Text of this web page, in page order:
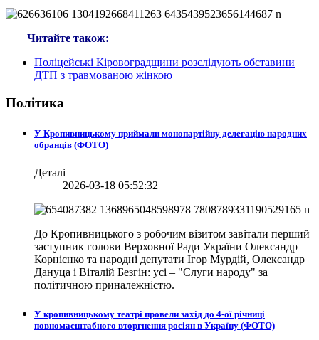
Читайте також:
Поліцейські Кіровоградщини розслідують обставини
ДТП з травмованою жінкою
Політика
У Кропивницькому приймали монопартійну делегацію народних
обранців (ФОТО)
Деталі
2026-03-18 05:52:32
До Кропивницького з робочим візитом завітали перший
заступник голови Верховної Ради України Олександр
Корнієнко та народні депутати Ігор Мурдій, Олександр
Дануца і Віталій Безгін: усі – "Слуги народу" за
політичною приналежністю.
У кропивницькому театрі провели захід до 4-ої річниці
повномасштабного вторгнення росіян в Україну (ФОТО)